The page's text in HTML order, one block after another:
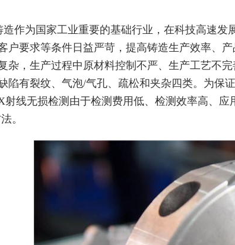
造作为国家工业重要的基础行业，在科技高速
户要求等条件日益严苛，提高铸造生产效率、
杂，生产过程中原材料控制不严、生产工艺不
陷有裂纹、气泡/气孔、疏松和夹杂四类。为保
射线无损检测由于检测费用低、检测效率高、
。